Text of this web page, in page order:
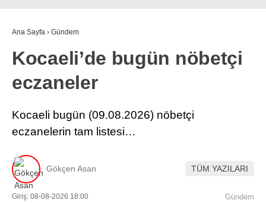
Ana Sayfa › Gündem
Kocaeli’de bugün nöbetçi
eczaneler
Kocaeli bugün (09.08.2026) nöbetçi
eczanelerin tam listesi…
Gökçen Asan TÜM YAZILARI
Giriş: 08-08-2026 18:00
Gündem